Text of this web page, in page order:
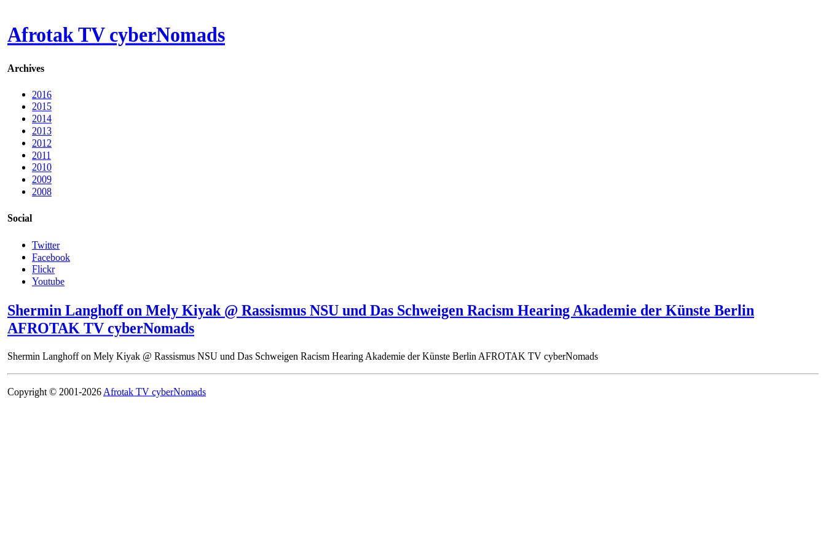
Afrotak TV cyberNomads
Archives
2016
2015
2014
2013
2012
2011
2010
2009
2008
Social
Twitter
Facebook
Flickr
Youtube
Shermin Langhoff on Mely Kiyak @ Rassismus NSU und Das Schweigen Racism Hearing Akademie der Künste Berlin
AFROTAK TV cyberNomads
Shermin Langhoff on Mely Kiyak @ Rassismus NSU und Das Schweigen Racism Hearing Akademie der Künste Berlin AFROTAK TV cyberNomads
Copyright © 2001-2026 Afrotak TV cyberNomads